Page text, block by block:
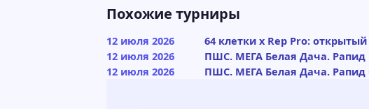
Похожие турниры
12 июля 2026
64 клетки x Rep Pro:
12 июля 2026
ПШС. МЕГА Белая Дача. Рапид
12 июля 2026
ПШС. МЕГА Белая Дача. Рапид